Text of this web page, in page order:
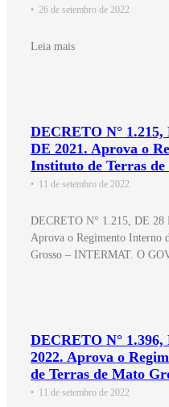
• 26 de setembro de 2022
Leia mais
DECRETO N°
DE 2021. Aprova o
Instituto de Terras de
• 11 de setembro de 2022
DECRETO N° 1.215, DE 28
Aprova o Regimento Interno
Grosso – INTERMAT. O
DECRETO N°
2022. Aprova o
de Terras de Mato
• 11 de setembro de 2022